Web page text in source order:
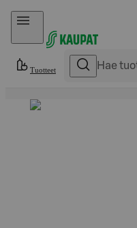
Hyppää sisältöön
Tuotteet